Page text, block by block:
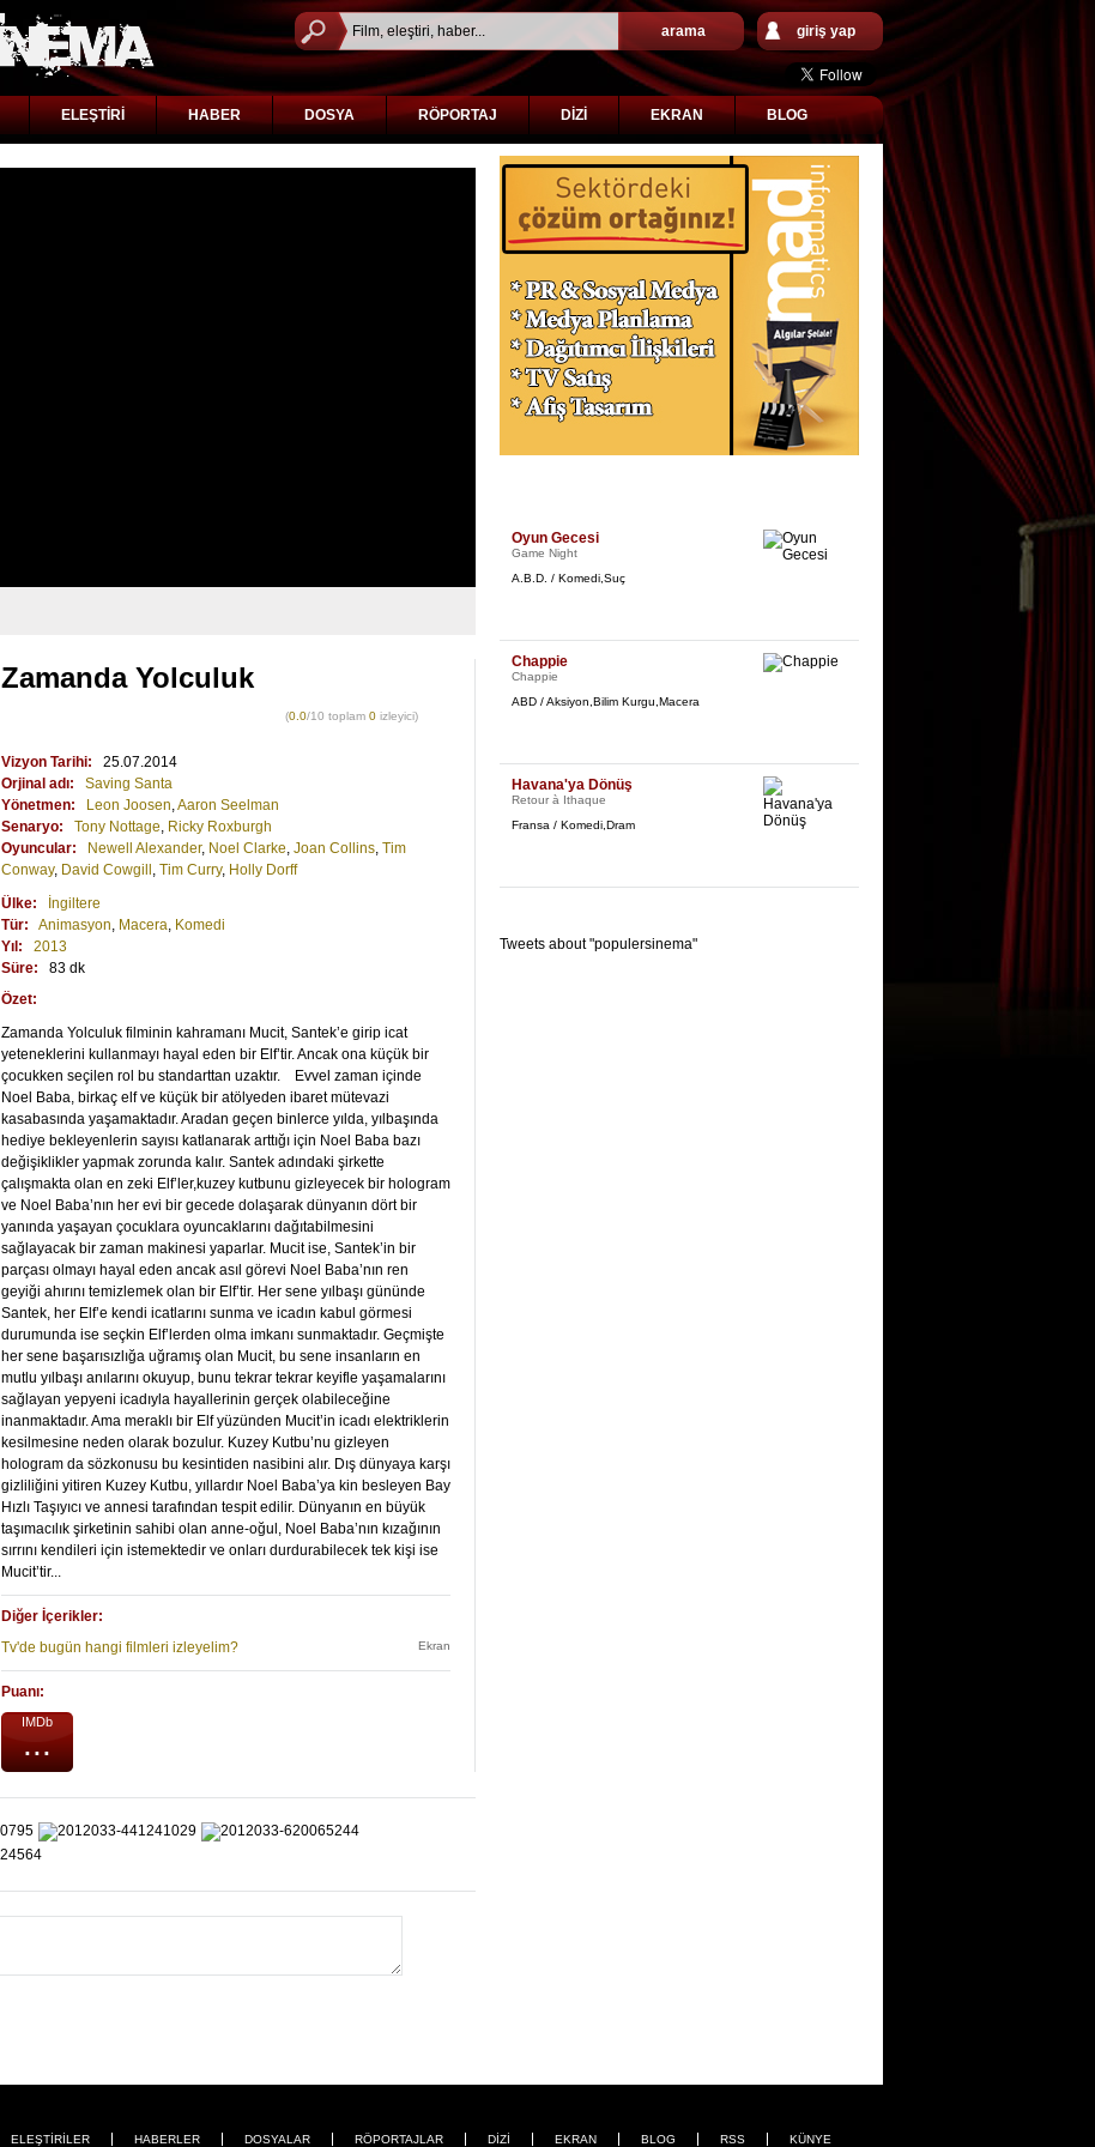
arama giriş yap
ELEŞTİRİ HABER DOSYA RÖPORTAJ DİZİ EKRAN BLOG
Zamanda Yolculuk
(0.0/10 toplam 0 izleyici)
Vizyon Tarihi:
25.07.2014
Orjinal adı:
Saving Santa
Yönetmen:
Leon Joosen,Aaron Seelman
Senaryo:
Tony Nottage, Ricky Roxburgh
Oyuncular:
Newell Alexander, Noel Clarke, Joan Collins, Tim
Conway, David Cowgill , Tim Curry, Holly Dorff
Ülke:
İngiltere
Tür:
Animasyon, Macera, Komedi
Yıl:
2013
Süre:
83 dk
Özet:
Zamanda Yolculuk filminin kahramanı Mucit, Santek’e girip icat
yeteneklerini kullanmayı hayal eden bir Elf’tir. Ancak ona küçük bir
çocukken seçilen rol bu standarttan uzaktır. Evvel zaman içinde
Noel Baba, birkaç elf ve küçük bir atölyeden ibaret mütevazi
kasabasında yaşamaktadır. Aradan geçen binlerce yılda, yılbaşında
hediye bekleyenlerin sayısı katlanarak arttığı için Noel Baba bazı
değişiklikler yapmak zorunda kalır. Santek adındaki şirkette
çalışmakta olan en zeki Elf’ler,kuzey kutbunu gizleyecek bir hologram
ve Noel Baba’nın her evi bir gecede dolaşarak dünyanın dört bir
yanında yaşayan çocuklara oyuncaklarını dağıtabilmesini
sağlayacak bir zaman makinesi yaparlar. Mucit ise, Santek’in bir
parçası olmayı hayal eden ancak asıl görevi Noel Baba’nın ren
geyiği ahırını temizlemek olan bir Elf’tir. Her sene yılbaşı gününde
Santek, her Elf’e kendi icatlarını sunma ve icadın kabul görmesi
durumunda ise seçkin Elf’lerden olma imkanı sunmaktadır. Geçmişte
her sene başarısızlığa uğramış olan Mucit, bu sene insanların en
mutlu yılbaşı anılarını okuyup, bunu tekrar tekrar keyifle yaşamalarını
sağlayan yepyeni icadıyla hayallerinin gerçek olabileceğine
inanmaktadır. Ama meraklı bir Elf yüzünden Mucit’in icadı elektriklerin
kesilmesine neden olarak bozulur. Kuzey Kutbu’nu gizleyen
hologram da sözkonusu bu kesintiden nasibini alır. Dış dünyaya karşı
gizliliğini yitiren Kuzey Kutbu, yıllardır Noel Baba’ya kin besleyen Bay
Hızlı Taşıyıcı ve annesi tarafından tespit edilir. Dünyanın en büyük
taşımacılık şirketinin sahibi olan anne-oğul, Noel Baba’nın kızağının
sırrını kendileri için istemektedir ve onları durdurabilecek tek kişi ise
Mucit’tir...
Diğer İçerikler:
Tv'de bugün hangi filmleri izleyelim?
Ekran
Puanı:
IMDb
...
Oyun Gecesi
Game Night
A.B.D. / Komedi,Suç
Chappie
Chappie
ABD / Aksiyon,Bilim Kurgu,Macera
Havana'ya Dönüş
Retour à Ithaque
Fransa / Komedi,Dram
Tweets about "populersinema"
ELEŞTİRİLER HABERLER DOSYALAR RÖPORTAJLAR DİZİ EKRAN BLOG RSS KÜNYE